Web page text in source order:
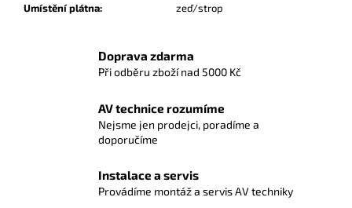
Umístění plátna: zeď/strop
Doprava zdarma
Při odběru zboží nad 5000 Kč
AV technice rozumíme
Nejsme jen prodejci, poradíme a
doporučíme
Instalace a servis
Provádíme montáž a servis AV techniky